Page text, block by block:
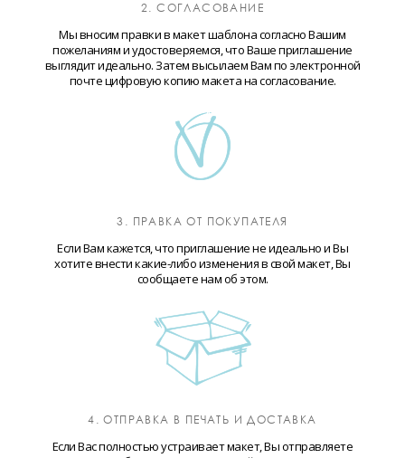
2. СОГЛАСОВАНИЕ
Мы вносим правки в макет шаблона согласно Вашим
пожеланиям и удостоверяемся, что Ваше приглашение
выглядит идеально. Затем высылаем Вам по электронной
почте цифровую копию макета на согласование.
3. ПРАВКА ОТ ПОКУПАТЕЛЯ
Если Вам кажется, что приглашение не идеально и Вы
хотите внести какие-либо изменения в свой макет, Вы
сообщаете нам об этом.
4. ОТПРАВКА В ПЕЧАТЬ И ДОСТАВКА
Если Вас полностью устраивает макет, Вы отправляете